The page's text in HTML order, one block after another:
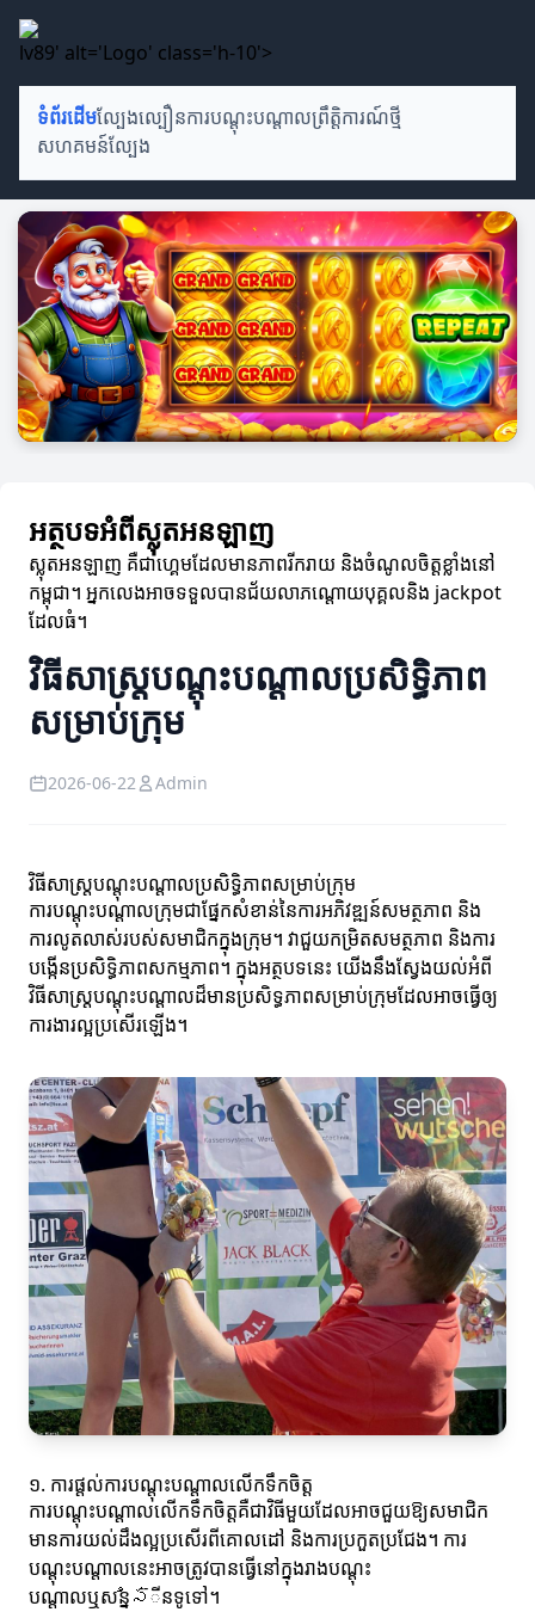
lv89' alt='Logo' class='h-10'>
ទំព័រដើមល្បែងល្បឿនការបណ្តុះបណ្តាលព្រឹត្តិការណ៍ថ្មី
សហគមន៍ល្បែង
អត្ថបទអំពីស្លុតអនឡាញ
ស្លុតអនឡាញ គឺជាហ្គេមដែលមានភាពរីករាយ និងចំណូលចិត្តខ្លាំងនៅ
កម្ពុជា។ អ្នកលេងអាចទទួលបានជ័យលាភណ្តោយបុគ្គលនិង jackpot
ដែលធំ។
វិធីសាស្ត្របណ្តុះបណ្តាលប្រសិទ្ធិភាព
សម្រាប់ក្រុម
2026-06-22 Admin
វិធីសាស្ត្របណ្តុះបណ្តាលប្រសិទ្ធិភាពសម្រាប់ក្រុម
ការបណ្តុះបណ្តាលក្រុមជាផ្នែកសំខាន់នៃការអភិវឌ្ឍន៍សមត្ថភាព និង
ការលូតលាស់របស់សមាជិកក្នុងក្រុម។ វាជួយកម្រិតសមត្ថភាព និងការ
បង្កើនប្រសិទ្ធិភាពសកម្មភាព។ ក្នុងអត្ថបទនេះ យើងនឹងស្វែងយល់អំពី
វិធីសាស្ត្របណ្តុះបណ្តាលដ៏មានប្រសិទ្ធភាពសម្រាប់ក្រុមដែលអាចធ្វើឲ្យ
ការងារល្អប្រសើរឡើង។
១. ការផ្តល់ការបណ្តុះបណ្តាលលើកទឹកចិត្ត
ការបណ្តុះបណ្តាលលើកទឹកចិត្តគឺជាវិធីមួយដែលអាចជួយឱ្យសមាជិក
មានការយល់ដឹងល្អប្រសើរពីគោលដៅ និងការប្រកួតប្រជែង។ ការ
បណ្តុះបណ្តាលនេះអាចត្រូវបានធ្វើនៅក្នុងរាងបណ្តុះ
បណ្តាលឬសន្នిస៊ីនទូទៅ។